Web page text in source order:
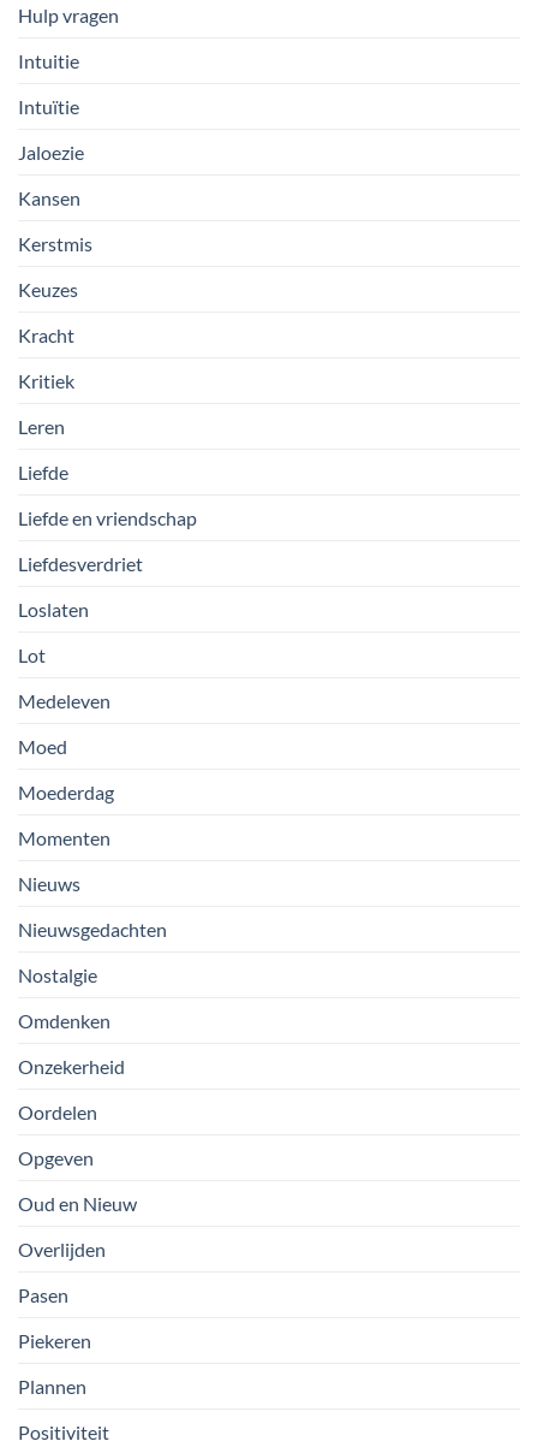
Hulp vragen
Intuitie
Intuïtie
Jaloezie
Kansen
Kerstmis
Keuzes
Kracht
Kritiek
Leren
Liefde
Liefde en vriendschap
Liefdesverdriet
Loslaten
Lot
Medeleven
Moed
Moederdag
Momenten
Nieuws
Nieuwsgedachten
Nostalgie
Omdenken
Onzekerheid
Oordelen
Opgeven
Oud en Nieuw
Overlijden
Pasen
Piekeren
Plannen
Positiviteit